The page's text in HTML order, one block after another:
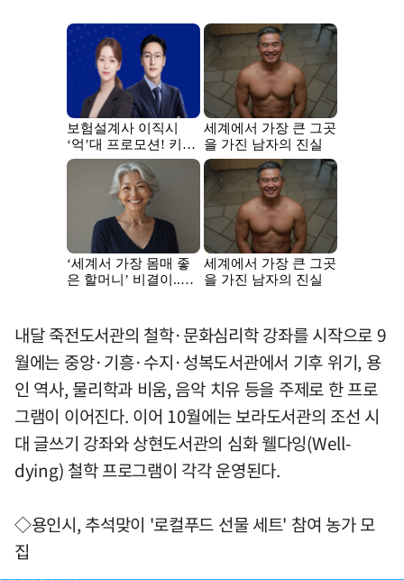
내달 죽전도서관의 철학·문화심리학 강좌를 시작으로 9
월에는 중앙·기흥·수지·성복도서관에서 기후 위기, 용
인 역사, 물리학과 비움, 음악 치유 등을 주제로 한 프로
그램이 이어진다. 이어 10월에는 보라도서관의 조선 시
대 글쓰기 강좌와 상현도서관의 심화 웰다잉(Well-
dying) 철학 프로그램이 각각 운영된다.
◇용인시, 추석맞이 '로컬푸드 선물 세트' 참여 농가 모
집